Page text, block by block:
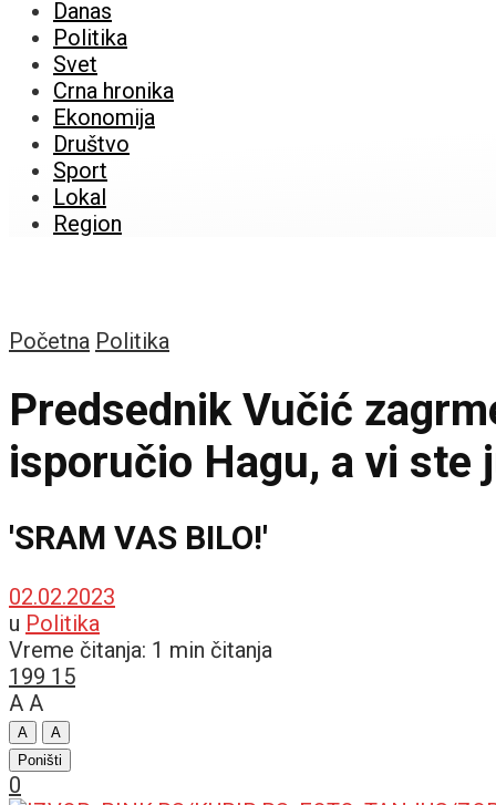
Danas
Politika
Svet
Crna hronika
Ekonomija
Društvo
Sport
Lokal
Region
Početna Politika
Predsednik Vučić
isporučio Hagu, a vi ste
'SRAM VAS BILO!'
02.02.2023
u Politika
Vreme čitanja: 1 min čitanja
199 15
A A
A
A
Poništi
0